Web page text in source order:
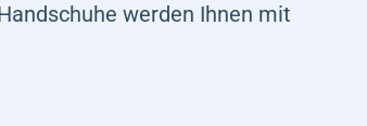
werden Ihnen mit